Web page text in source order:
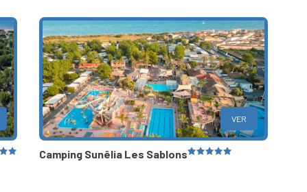
VER
Camping Sunêlia Les Sablons